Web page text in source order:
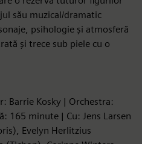
său muzical/dramatic
psihologie și atmosferă
și trece sub piele cu o
Barrie Kosky | Orchestra:
165 minute | Cu: Jens Larsen
Evelyn Herlitzius